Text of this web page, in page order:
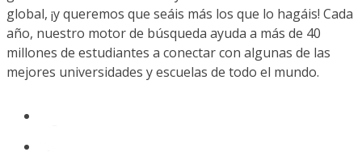
global, ¡y queremos que seáis más los que lo hagáis! Cada
año, nuestro motor de búsqueda ayuda a más de 40
millones de estudiantes a conectar con algunas de las
mejores universidades y escuelas de todo el mundo.